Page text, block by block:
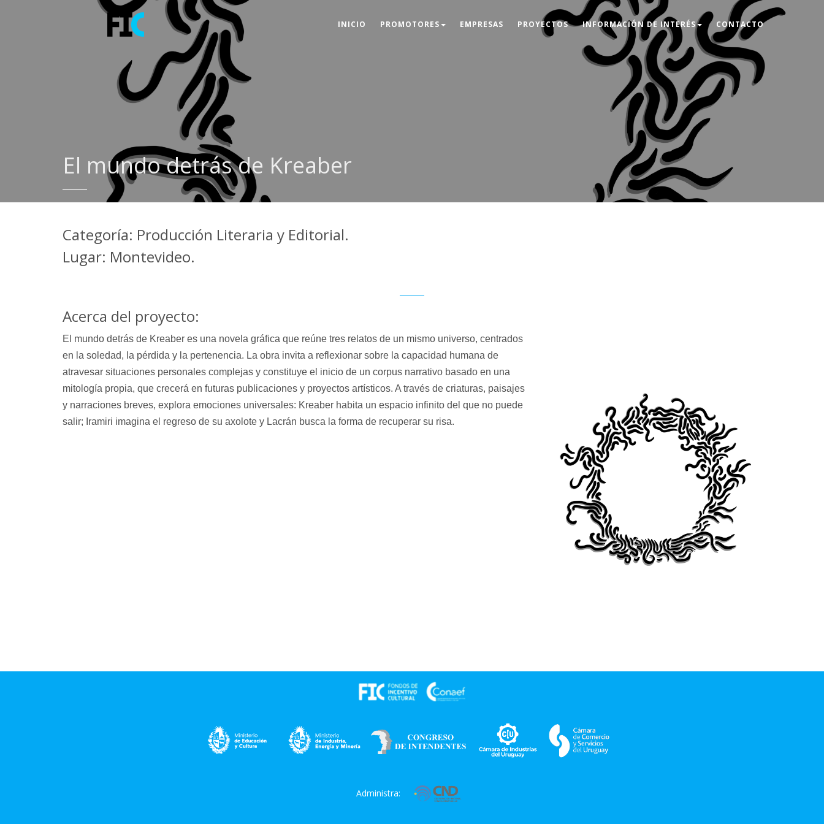
INICIO PROMOTORES EMPRESAS PROYECTOS INFORMACIÓN DE INTERÉS CONTACTO
El mundo detrás de Kreaber
Categoría: Producción Literaria y Editorial.
Lugar: Montevideo.
Acerca del proyecto:
El mundo detrás de Kreaber es una novela gráfica que reúne tres relatos de un mismo universo, centrados
en la soledad, la pérdida y la pertenencia. La obra invita a reflexionar sobre la capacidad humana de
atravesar situaciones personales complejas y constituye el inicio de un corpus narrativo basado en una
mitología propia, que crecerá en futuras publicaciones y proyectos artísticos. A través de criaturas, paisajes
y narraciones breves, explora emociones universales: Kreaber habita un espacio infinito del que no puede
salir; Iramiri imagina el regreso de su axolote y Lacrán busca la forma de recuperar su risa.
Administra: